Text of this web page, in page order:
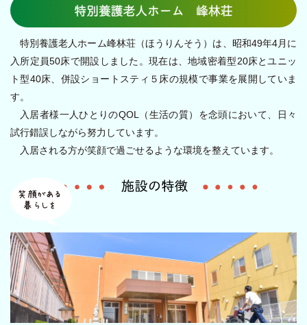
特別養護老人ホーム峰林荘（ほうりんそう）は、昭和49年4月に
入所定員50床で開設しました。現在は、地域密着型20床とユニッ
ト型40床、併設ショートスティ５床の規模で事業を展開していま
す。
入居者様一人ひとりのQOL（生活の質）を念頭において、日々
試行錯誤しながら努力しています。
入居される方が笑顔で過ごせるような環境を整えています。